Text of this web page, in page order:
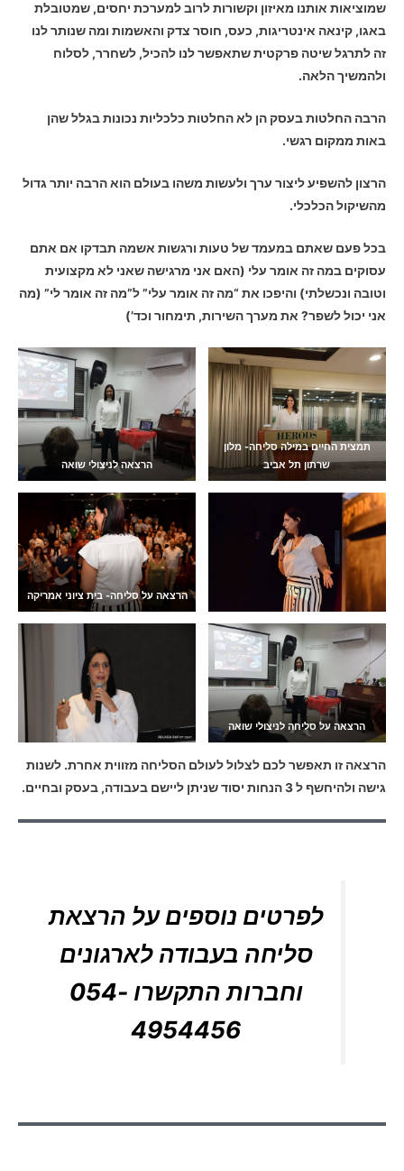
שמוציאות אותנו מאיזון וקשורות לרוב למערכת יחסים, שמטובלת
באגו, קינאה אינטריגות, כעס, חוסר צדק והאשמות ומה שנותר לנו
זה לתרגלשיטה פרקטיתשתאפשר לנו להכיל, לשחרר, לסלוח
ולהמשיך הלאה.
הרבה החלטות בעסק הן לא החלטות כלכליות נכונות בגלל שהן
באות ממקום רגשי.
הרצון להשפיע ליצור ערך ולעשות משהו בעולם הוא הרבה יותר גדול
מהשיקול הכלכלי.
בכל פעם שאתם במעמד של טעות ורגשות אשמה תבדקו אם אתם
עסוקים במה זה אומר עלי (האם אני מרגישה שאני לא מקצועית
וטובה ונכשלתי) והיפכו את “מה זה אומר עלי” ל”מה זה אומר לי” (מה
אני יכול לשפר? את מערך השירות, תימחור וכד’)
תמצית החיים במילה סליחה- מלון
שרתון תל אביב
הרצאה לניצולי שואה
הרצאה על סליחה- בית ציוני אמריקה
הרצאה על סליחה לניצולי שואה
הרצאה זו תאפשר לכם לצלול לעולם הסליחה מזווית אחרת. לשנות
גישה ולהיחשף ל 3 הנחות יסוד שניתן ליישם בעבודה, בעסק ובחיים.
לפרטים נוספים על הרצאת
סליחה בעבודה לארגונים
וחברות התקשרו 054-
4954456